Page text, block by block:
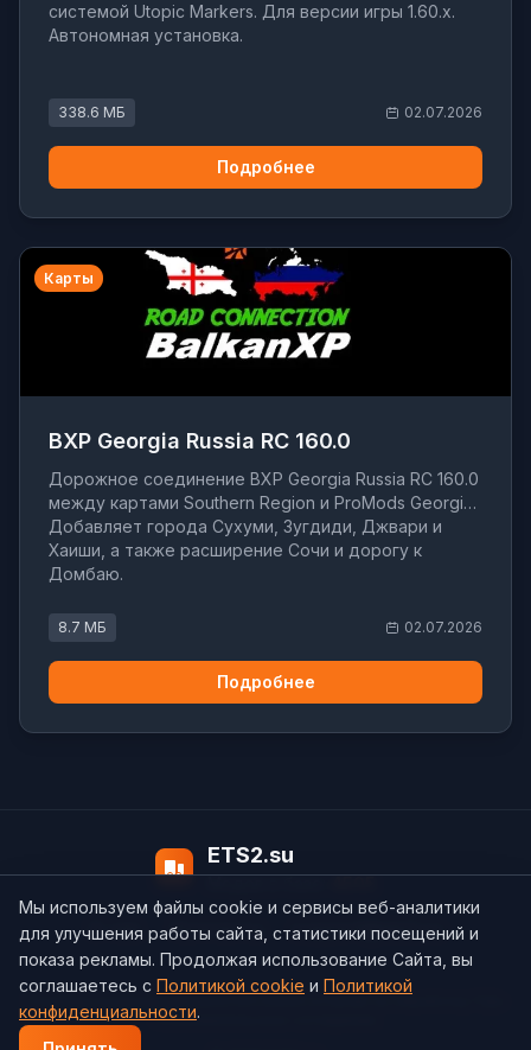
системой Utopic Markers. Для версии игры 1.60.x.
Автономная установка.
338.6 МБ 02.07.2026
Подробнее
Карты
BXP Georgia Russia RC 160.0
Дорожное соединение BXP Georgia Russia RC 160.0
между картами Southern Region и ProMods Georgia.
Добавляет города Сухуми, Зугдиди, Джвари и
Хаиши, а также расширение Сочи и дорогу к
Домбаю.
8.7 МБ 02.07.2026
Подробнее
ETS2.su
О нас Контакты support@ets2.su
Политика конфиденциальности
Пользовательское соглашение
Мы используем файлы cookie и сервисы веб-аналитики
для улучшения работы сайта, статистики посещений и
показа рекламы. Продолжая использование Сайта, вы
соглашаетесь с Политикой cookie и Политикой
конфиденциальности.